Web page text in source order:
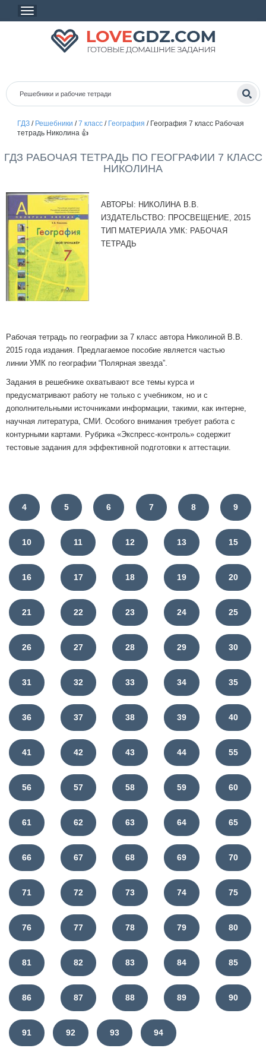
ГДЗ/ Решебники /7 класс/ География / География 7 класс Рабочая
тетрадь Николина 👍
ГДЗ РАБОЧАЯ ТЕТРАДЬ ПО ГЕОГРАФИИ 7 КЛАСС
НИКОЛИНА
АВТОРЫ: НИКОЛИНА В.В.
ИЗДАТЕЛЬСТВО: ПРОСВЕЩЕНИЕ, 2015
ТИП МАТЕРИАЛА УМК: РАБОЧАЯ
ТЕТРАДЬ
Рабочая тетрадь по географии за 7 класс автора Николиной В.В.
2015 года издания. Предлагаемое пособие является частью
линии УМК по географии “Полярная звезда”.
Задания в решебнике охватывают все темы курса и
предусматривают работу не только с учебником, но и с
дополнительными источниками информации, такими, как интерне,
научная литература, СМИ. Особого внимания требует работа с
контурными картами. Рубрика «Экспресс-контроль» содержит
тестовые задания для эффективной подготовки к аттестации.
4 5 6 7 8 9
10 11 12 13 15
16 17 18 19 20
21 22 23 24 25
26 27 28 29 30
31 32 33 34 35
36 37 38 39 40
41 42 43 44 55
56 57 58 59 60
61 62 63 64 65
66 67 68 69 70
71 72 73 74 75
76 77 78 79 80
81 82 83 84 85
86 87 88 89 90
91 92 93 94